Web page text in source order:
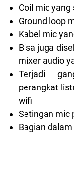
Coil mic
Ground loop
Kabel mic
Bisa juga
mixer audio
Terjadi
perangkat
wifi
Setingan mic
Bagian